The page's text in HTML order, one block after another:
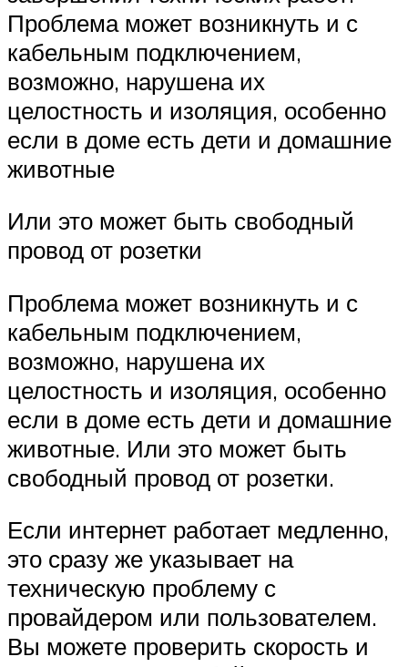
Проблема может возникнуть и с
кабельным подключением,
возможно, нарушена их
целостность и изоляция, особенно
если в доме есть дети и домашние
животные
Или это может быть свободный
провод от розетки
Проблема может возникнуть и с
кабельным подключением,
возможно, нарушена их
целостность и изоляция, особенно
если в доме есть дети и домашние
животные. Или это может быть
свободный провод от розетки.
Если интернет работает медленно,
это сразу же указывает на
техническую проблему с
провайдером или пользователем.
Вы можете проверить скорость и